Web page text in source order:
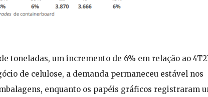
toneladas, um incremento de 6% em relação ao
de celulose, a demanda permaneceu estável nos
enquanto os papéis gráficos registraram